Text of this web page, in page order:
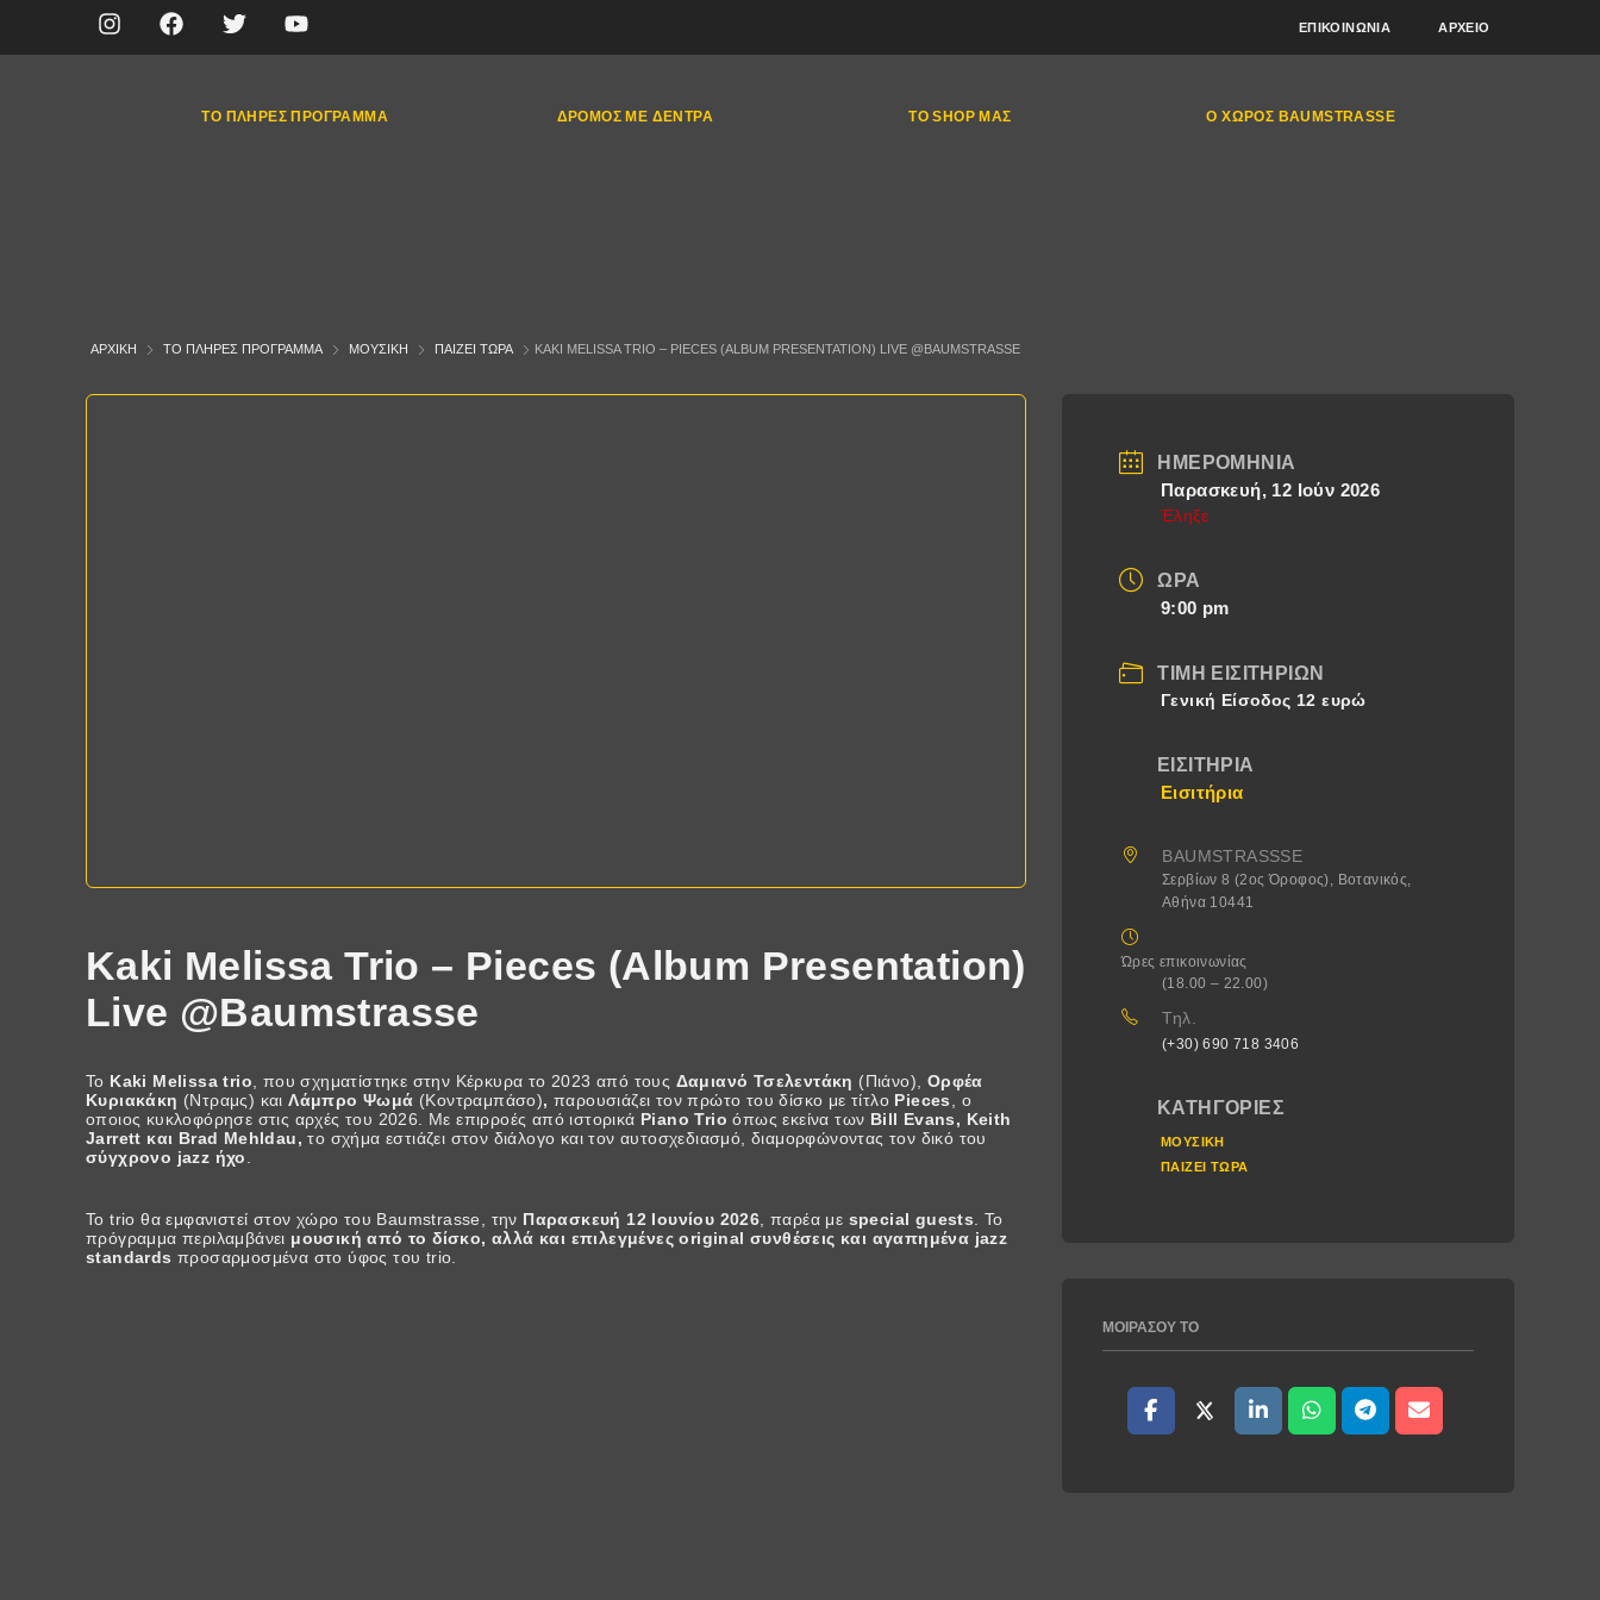
ΕΠΙΚΟΙΝΩΝΊΑ ΑΡΧΕΊΟ
ΤΟ ΠΛΉΡΕΣ ΠΡΌΓΡΑΜΜΑ ΔΡΌΜΟΣ ΜΕ ΔΈΝΤΡΑ ΤΟ SHOP ΜΑΣ Ο ΧΏΡΟΣ BAUMSTRASSE
ΑΡΧΙΚΉ ΤΟ ΠΛΉΡΕΣ ΠΡΌΓΡΑΜΜΑ ΜΟΥΣΙΚΉ ΠΑΊΖΕΙ ΤΏΡΑ KAKI MELISSA TRIO – PIECES (ALBUM PRESENTATION) LIVE @BAUMSTRASSE
Kaki Melissa Trio – Pieces (Album Presentation)
Live @Baumstrasse
Το Kaki Melissa trio , που σχηματίστηκε στην Κέρκυρα το 2023 από τους Δαμιανό Τσελεντάκη (Πιάνο), Ορφέα
Κυριακάκη (Ντραμς) καιΛάμπρο Ψωμά (Κοντραμπάσο), παρουσιάζει τον πρώτο του δίσκο με τίτλο Pieces
, ο
οποιος κυκλοφόρησε στις αρχές του 2026. Με επιρροές από ιστορικά Piano Trioόπως εκείνα των Bill Evans, Keith
Jarrett και Brad Mehldau,το σχήμα εστιάζει στον διάλογο και τον αυτοσχεδιασμό, διαμορφώνοντας τον δικό του
σύγχρονο jazz ήχο
Το trio θα εμφανιστεί στον χώρο του Baumstrasse, την Παρασκευή 12 Ιουνίου 2026 , παρέα με special guests . Το
πρόγραμμα περιλαμβάνει μουσική από το δίσκο, αλλά και επιλεγμένες original συνθέσεις και αγαπημένα jazz
standardsπροσαρμοσμένα στο ύφος του trio.
ΗΜΕΡΟΜΗΝΊΑ
Παρασκευή, 12 Ιούν 2026
Έληξε
ΏΡΑ
9:00 pm
ΤΙΜΉ ΕΙΣΙΤΗΡΊΩΝ
Γενική Είσοδος 12 ευρώ
ΕΙΣΙΤΉΡΙΑ
Εισιτήρια
BAUMSTRASSSE
Σερβίων 8 (2ος Όροφος), Βοτανικός,
Αθήνα 10441
Ώρες επικοινωνίας
(18.00 – 22.00)
Τηλ.
(+30) 690 718 3406
ΚΑΤΗΓΟΡΊΕΣ
ΜΟΥΣΙΚΉ
ΠΑΊΖΕΙ ΤΏΡΑ
ΜΟΙΡΆΣΟΥ ΤΟ